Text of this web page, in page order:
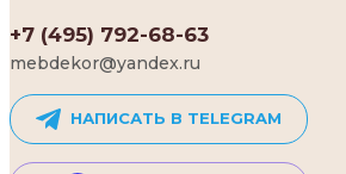
+7 (495) 792-68-63
mebdekor@yandex.ru
НАПИСАТЬ В TELEGRAM